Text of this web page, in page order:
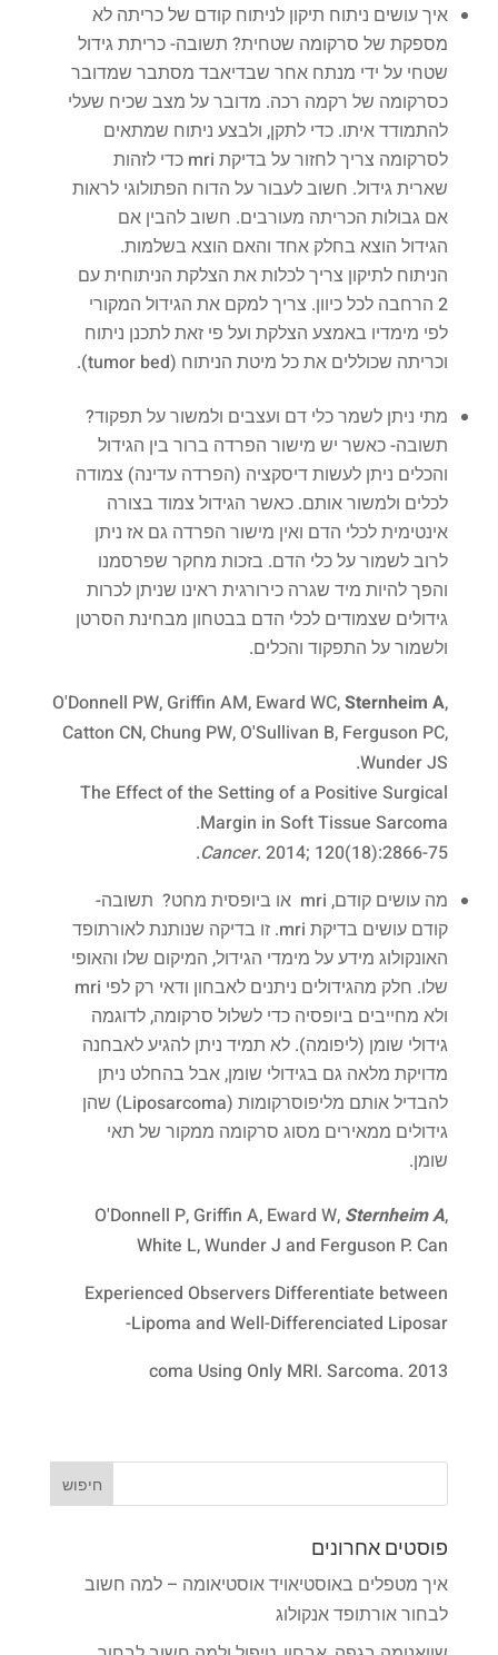
איך עושים ניתוח תיקון לניתוח קודם של כריתה לא
מספקת של סרקומה שטחית? תשובה- כריתת גידול
שטחי על ידי מנתח אחר שבדיאבד מסתבר שמדובר
כסרקומה של רקמה רכה. מדובר על מצב שכיח שעלי
להתמודד איתו. כדי לתקן, ולבצע ניתוח שמתאים
לסרקומה צריך לחזור על בדיקת mri כדי לזהות
שארית גידול. חשוב לעבור על הדוח הפתולוגי לראות
אם גבולות הכריתה מעורבים. חשוב להבין אם
הגידול הוצא בחלק אחד והאם הוצא בשלמות.
הניתוח לתיקון צריך לכלות את הצלקת הניתוחית עם
2 הרחבה לכל כיוון. צריך למקם את הגידול המקורי
לפי מימדיו באמצע הצלקת ועל פי זאת לתכנן ניתוח
וכריתה שכוללים את כל מיטת הניתוח (tumor bed).
מתי ניתן לשמר כלי דם ועצבים ולמשור על תפקוד?
תשובה- כאשר יש מישור הפרדה ברור בין הגידול
והכלים ניתן לעשות דיסקציה (הפרדה עדינה) צמודה
לכלים ולמשור אותם. כאשר הגידול צמוד בצורה
אינטימית לכלי הדם ואין מישור הפרדה גם אז ניתן
לרוב לשמור על כלי הדם. בזכות מחקר שפרסמנו
והפך להיות מיד שגרה כירורגית ראינו שניתן לכרות
גידולים שצמודים לכלי הדם בבטחון מבחינת הסרטן
ולשמור על התפקוד והכלים.
O'Donnell PW, Griffin AM, Eward WC,Sternheim A,
Catton CN, Chung PW, O'Sullivan B, Ferguson PC,
Wunder JS.
The Effect of the Setting of a Positive Surgical
Margin in Soft Tissue Sarcoma.
Cancer. 2014; 120(18):2866-75.
מה עושים קודם, mri או ביופסית מחט? תשובה-
קודם עושים בדיקת mri. זו בדיקה שנותנת לאורתופד
האונקולוג מידע על מימדי הגידול, המיקום שלו והאופי
שלו. חלק מהגידולים ניתנים לאבחון ודאי רק לפי mri
ולא מחייבים ביופסיה כדי לשלול סרקומה, לדוגמה
גידולי שומן (ליפומה). לא תמיד ניתן להגיע לאבחנה
מדויקת מלאה גם בגידולי שומן, אבל בהחלט ניתן
להבדיל אותם מליפוסרקומות (Liposarcoma) שהן
גידולים ממאירים מסוג סרקומה ממקור של תאי
שומן.
O'Donnell P, Griffin A, Eward W, Sternheim A,
White L, Wunder J and Ferguson P. Can
Experienced Observers Differentiate between
Lipoma and Well-Differenciated Liposar-
coma Using Only MRI. Sarcoma. 2013
פוסטים אחרונים
איך מטפלים באוסטיאויד אוסטיאומה – למה חשוב
לבחור אורתופד אנקולוג